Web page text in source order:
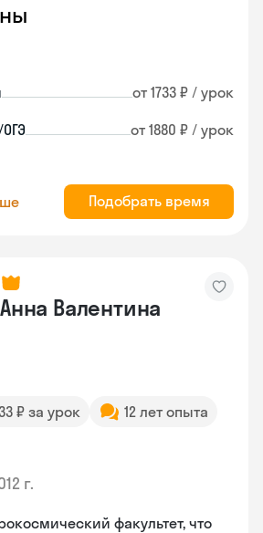
от 1733 ₽ / урок
от 1880 ₽ / урок
Подобрать время
Анна Валентина
₽ за урок
12 лет опыта
г.
факультет, что